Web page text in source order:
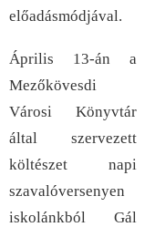
előadásmódjával.
Április 13-án a
Mezőkövesdi
Városi Könyvtár
által szervezett
költészet napi
szavalóversenyen
iskolánkból Gál